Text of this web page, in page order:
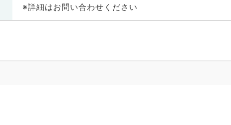
※詳細はお問い合わせください